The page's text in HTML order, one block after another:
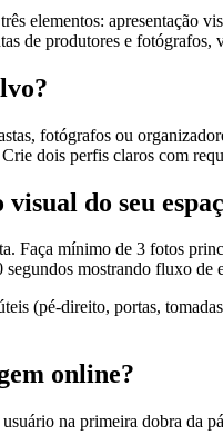
elementos:
de produtores e fotógrafos,
fotógrafos ou
dois perfis claros com
do seu
Faça mínimo de 3 fotos
mostrando fluxo de
(pé-direito, portas,
online?
na primeira dobra da